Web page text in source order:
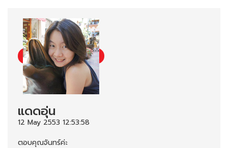
แดดอุ่น
12 May 2553 12:53:58
ตอบคุณจันทร์ค่ะ